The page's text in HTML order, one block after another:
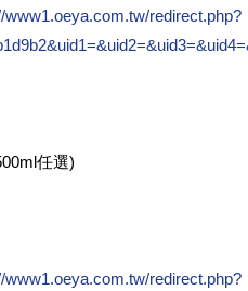
www1.oeya.com.tw/redirect.php?
任選)
www1.oeya.com.tw/redirect.php?